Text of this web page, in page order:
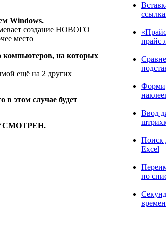
Windows.
создание НОВОГО
место
компьютеров, на которых
ещё на 2 других
этом случае будет
прайс
Ввод
Поиск
Excel
по